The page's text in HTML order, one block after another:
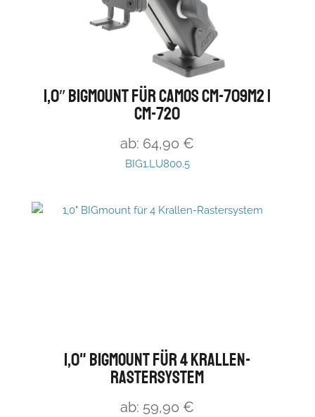
1,0″ BIGmount für Camos CM-709M2 |
CM-720
ab: 64,90 €
BIG1.LU800.5
1,0" BIGmount für 4 Krallen-
Rastersystem
ab: 59,90 €